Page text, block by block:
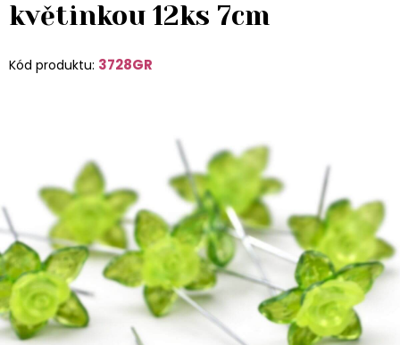
květinkou 12ks 7cm
Kód produktu: 3728GR